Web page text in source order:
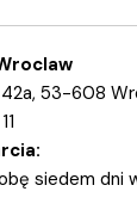
53-608
siedem dni